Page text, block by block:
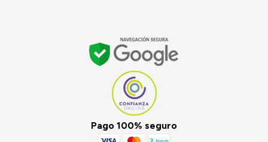
Pago 100% seguro